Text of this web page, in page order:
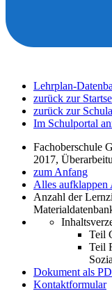
Lehrplan-
zurück zur
zurück zur
Im Schulportal
Fachoberschule
2017,
zum Anfang
Alles aufklappen
Anzahl der
Teil
Teil
Dokument als
Kontaktformular